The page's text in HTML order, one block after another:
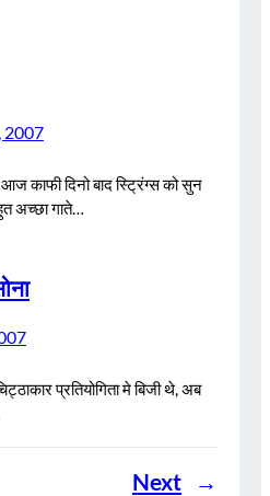
2007
काफी दिनो बाद स्ट्रिंग्स को सुन
अच्छा गाते…
प्रतियोगिता मे बिजी थे, अब
Next →